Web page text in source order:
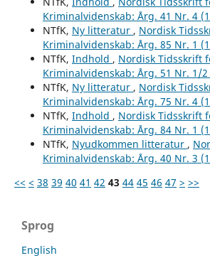
Kriminalvidenskab: Årg. 41 Nr. 4
NTfK, Ny litteratur , Nordisk
Kriminalvidenskab: Årg. 85 Nr. 1
NTfK, Indhold , Nordisk Tidsskrift
Kriminalvidenskab: Årg. 51 Nr. 1/2
NTfK, Ny litteratur , Nordisk
Kriminalvidenskab: Årg. 75 Nr. 4
NTfK, Indhold , Nordisk Tidsskrift
Kriminalvidenskab: Årg. 84 Nr. 1
NTfK, Nyudkommen litteratur ,
Kriminalvidenskab: Årg. 40 Nr. 3
<< < 38 39 40 41 42 43 44 45 46 47 > >>
Sprog
English